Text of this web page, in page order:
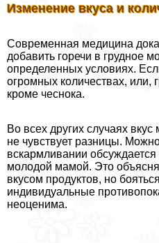
Изменение вкуса и
Современная медицина
добавить горечи в грудное
определенных условиях.
огромных количествах, или,
кроме чеснока.
Во всех других случаях
не чувствует разницы.
вскармливании обсуждается
молодой мамой. Это
вкусом продуктов, но
индивидуальные
неоценима.